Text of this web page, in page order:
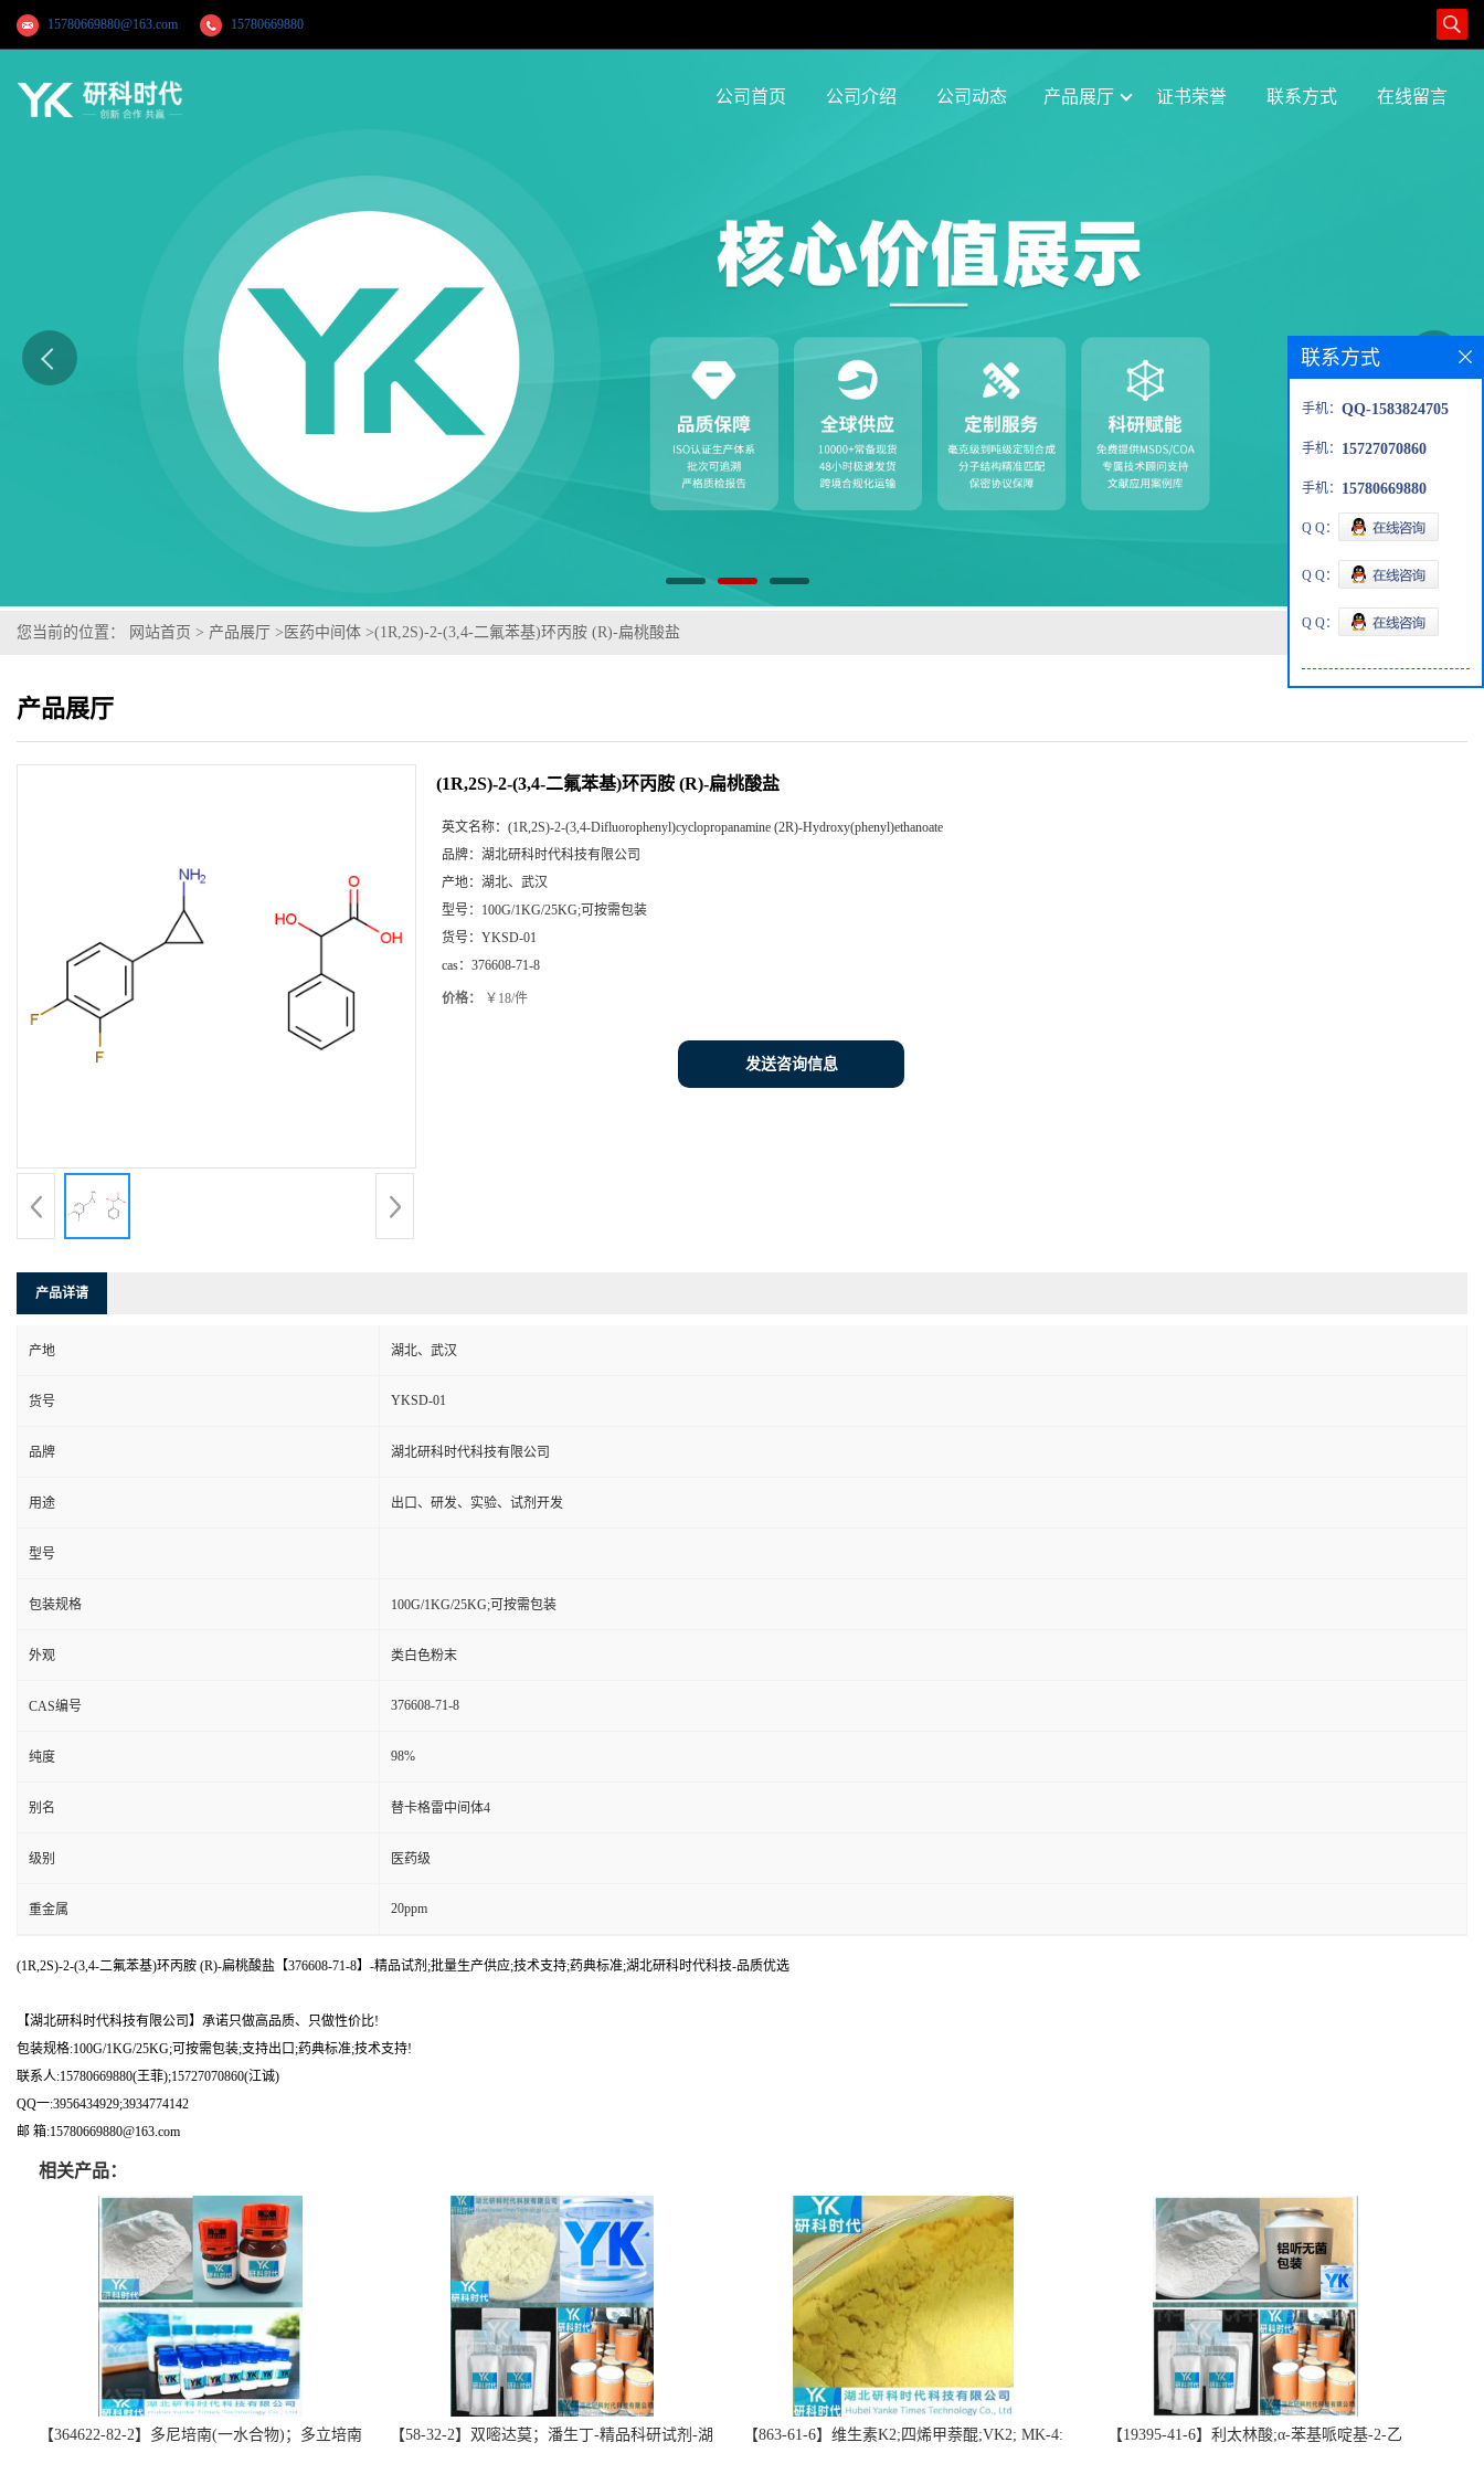
15780669880@163.com 15780669880
公司首页 公司介绍 公司动态 产品展厅 证书荣誉 联系方式 在线留言
您当前的位置： 网站首页 > 产品展厅 > 医药中间体 >(1R,2S)-2-(3,4-二氟苯基)环丙胺 (R)-扁桃酸盐
产品展厅
(1R,2S)-2-(3,4-二氟苯基)环丙胺 (R)-扁桃酸盐
英文名称： (1R,2S)-2-(3,4-Difluorophenyl)cyclopropanamine (2R)-Hydroxy(phenyl)ethanoate
品牌： 湖北研科时代科技有限公司
产地： 湖北、武汉
型号： 100G/1KG/25KG;可按需包装
货号： YKSD-01
cas： 376608-71-8
价格： ￥18/件
发送咨询信息
产品详请
产地 湖北、武汉
货号 YKSD-01
品牌 湖北研科时代科技有限公司
用途 出口、研发、实验、试剂开发
型号
包装规格 100G/1KG/25KG;可按需包装
外观 类白色粉末
CAS编号 376608-71-8
纯度 98%
别名 替卡格雷中间体4
级别 医药级
重金属 20ppm
(1R,2S)-2-(3,4-二氟苯基)环丙胺 (R)-扁桃酸盐【376608-71-8】-精品试剂;批量生产供应;技术支持;药典标准;湖北研科时代科技-品质优选
【湖北研科时代科技有限公司】承诺只做高品质、只做性价比!
包装规格:100G/1KG/25KG;可按需包装;支持出口;药典标准;技术支持!
联系人:15780669880(王菲);15727070860(江诚)
QQ一:3956434929;3934774142
邮 箱:15780669880@163.com
相关产品：
【364622-82-2】多尼培南(一水合物)；多立培南
【58-32-2】双嘧达莫；潘生丁-精品科研试剂-湖
【863-61-6】维生素K2;四烯甲萘醌;VK2; MK-4:
【19395-41-6】利太林酸;α-苯基哌啶基-2-乙
联系方式
手机： QQ-1583824705
手机： 15727070860
手机： 15780669880
Q Q：
Q Q：
Q Q：